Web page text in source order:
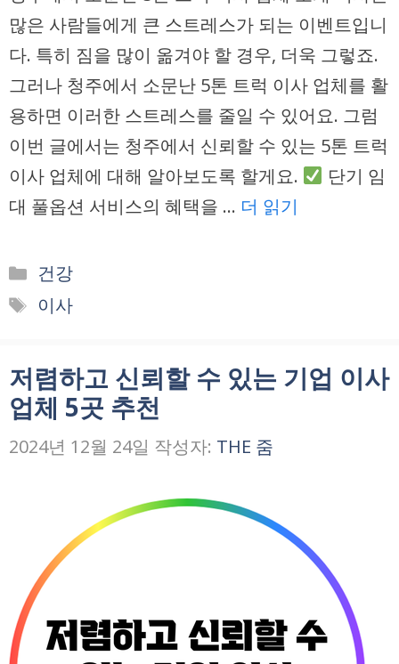
많은 사람들에게 큰 스트레스가 되는 이벤트입니
다. 특히 짐을 많이 옮겨야 할 경우, 더욱 그렇죠.
그러나 청주에서 소문난 5톤 트럭 이사 업체를 활
용하면 이러한 스트레스를 줄일 수 있어요. 그럼
이번 글에서는 청주에서 신뢰할 수 있는 5톤 트럭
이사 업체에 대해 알아보도록 할게요.
단기 임
대 풀옵션 서비스의 혜택을 … 더 읽기
카
테
건강
태
이사
저렴하고 신뢰할 수 있는 기업 이사
업체 5곳 추천
2024년 12월 24일 작성자: THE 줌